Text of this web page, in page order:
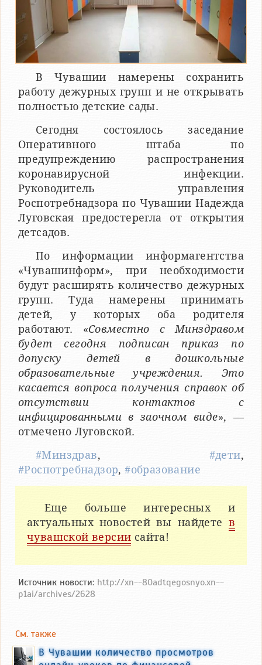
В Чувашии намерены сохранить
работу дежурных групп и не открывать
полностью детские сады.
Сегодня состоялось заседание
Оперативного штаба по
предупреждению распространения
коронавирусной инфекции.
Руководитель управления
Роспотребнадзора по Чувашии Надежда
Луговская предостерегла от открытия
детсадов.
По информации информагентства
«Чувашинформ», при необходимости
будут расширять количество дежурных
групп. Туда намерены принимать
детей, у которых оба родителя
работают. «Совместно с Минздравом
будет сегодня подписан приказ по
допуску детей в дошкольные
образовательные учреждения. Это
касается вопроса получения справок об
отсутствии контактов с
инфицированными в заочном виде», —
отмечено Луговской.
#Минздрав, #дети,
#Роспотребнадзор,#образование
Еще больше интересных и
актуальных новостей вы найдете в
чувашской версии сайта!
Источник новости: http://xn--80adtqegosnyo.xn--
p1ai/archives/2628
См. также
В Чувашии количество просмотров